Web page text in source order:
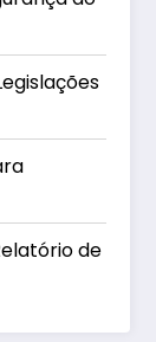
de